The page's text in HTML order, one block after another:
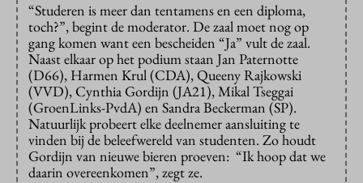
“Studeren is meer dan tentamens en een diploma,
toch?”, begint de moderator. De zaal moet nog op
gang komen want een bescheiden “Ja” vult de zaal.
Naast elkaar op het podium staan Jan Paternotte
(D66), Harmen Krul (CDA), Queeny Rajkowski
(VVD), Cynthia Gordijn (JA21), Mikal Tseggai
(GroenLinks-PvdA) en Sandra Beckerman (SP).
Natuurlijk probeert elke deelnemer aansluiting te
vinden bij de beleefwereld van studenten. Zo houdt
Gordijn van nieuwe bieren proeven: “Ik hoop dat we
daarin overeenkomen”, zegt ze.